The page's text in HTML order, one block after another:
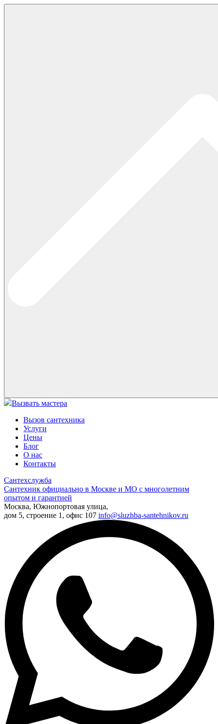
Вызвать мастера
Вызов сантехника
Услуги
Цены
Блог
О нас
Контакты
Сантехслужба
Сантехник официально в Москве и МО с многолетним
опытом и гарантией
Москва, Южнопортовая улица,
дом 5, строение 1, офис 107 info@sluzhba-santehnikov.ru